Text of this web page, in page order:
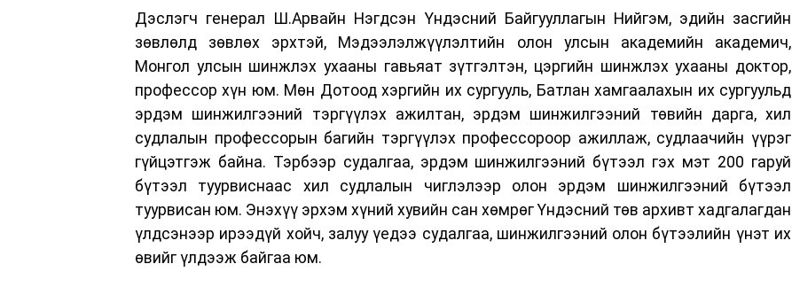
Дэслэгч генерал Ш.Арвайн Нэгдсэн Үндэсний Байгууллагын Нийгэм, эдийн засгийн
зөвлөлд зөвлөх эрхтэй, Мэдээлэлжүүлэлтийн олон улсын академийн академич,
Монгол улсын шинжлэх ухааны гавьяат зүтгэлтэн, цэргийн шинжлэх ухааны доктор,
профессор хүн юм. Мөн Дотоод хэргийн их сургууль, Батлан хамгаалахын их сургуульд
эрдэм шинжилгээний тэргүүлэх ажилтан, эрдэм шинжилгээний төвийн дарга, хил
судлалын профессорын багийн тэргүүлэх профессороор ажиллаж, судлаачийн үүрэг
гүйцэтгэж байна. Тэрбээр судалгаа, эрдэм шинжилгээний бүтээл гэх мэт 200 гаруй
бүтээл туурвиснаас хил судлалын чиглэлээр олон эрдэм шинжилгээний бүтээл
туурвисан юм. Энэхүү эрхэм хүний хувийн сан хөмрөг Үндэсний төв архивт хадгалагдан
үлдсэнээр ирээдүй хойч, залуу үедээ судалгаа, шинжилгээний олон бүтээлийн үнэт их
өвийг үлдээж байгаа юм.